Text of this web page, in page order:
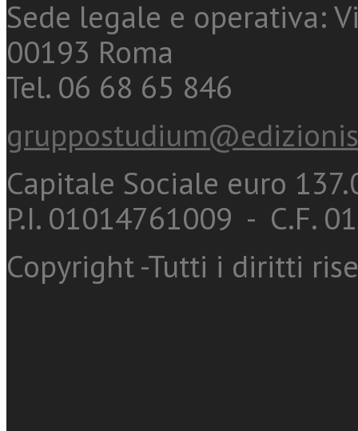
Sede legale e operativa:
00193 Roma
Tel. 06 68 65 846
Capitale Sociale euro
P.I. 01014761009 - C.F.
Copyright -Tutti i diritti